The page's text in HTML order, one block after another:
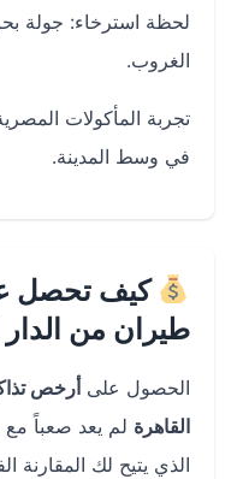
لحظة استرخاء: جولة بحرية
الغروب.
تجربة المأكولات المصرية
في وسط المدينة.
كيف تحصل على
طيران من الدار
الحصول علىأرخص تذاكر
القاهرةلم يعد صعباً معمحرك
الذي يتيح لك المقارنة